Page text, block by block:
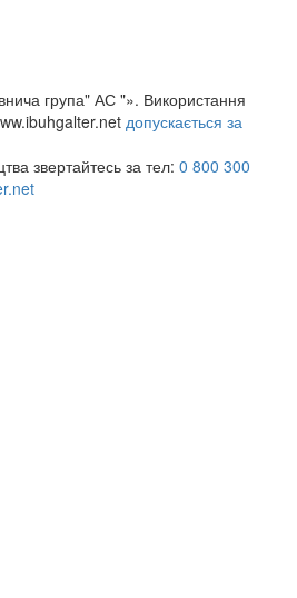
група" АС "». Використання
допускається за
звертайтесь за тел: 0 800 300